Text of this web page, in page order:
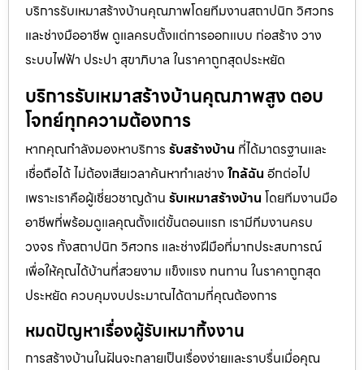
บริการรับเหมาสร้างบ้านคุณภาพโดยทีมงานสถาปนิก วิศวกร
และช่างมืออาชีพ ดูแลครบตั้งแต่การออกแบบ ก่อสร้าง วาง
ระบบไฟฟ้า ประปา สุขาภิบาล ในราคาถูกสุดประหยัด
บริการรับเหมาสร้างบ้านคุณภาพสูง ตอบ
โจทย์ทุกความต้องการ
หากคุณกำลังมองหาบริการ รับสร้างบ้าน ที่ได้มาตรฐานและ
เชื่อถือได้ ไม่ต้องเสียเวลาค้นหาทำเลช่าง ใกล้ฉัน อีกต่อไป
เพราะเราคือผู้เชี่ยวชาญด้าน รับเหมาสร้างบ้าน โดยทีมงานมือ
อาชีพที่พร้อมดูแลคุณตั้งแต่ขั้นตอนแรก เรามีทีมงานครบ
วงจร ทั้งสถาปนิก วิศวกร และช่างฝีมือที่มากประสบการณ์
เพื่อให้คุณได้บ้านที่สวยงาม แข็งแรง ทนทาน ในราคาถูกสุด
ประหยัด ควบคุมงบประมาณได้ตามที่คุณต้องการ
หมดปัญหาเรื่องผู้รับเหมาทิ้งงาน
การสร้างบ้านในฝันจะกลายเป็นเรื่องง่ายและราบรื่นเมื่อคุณ